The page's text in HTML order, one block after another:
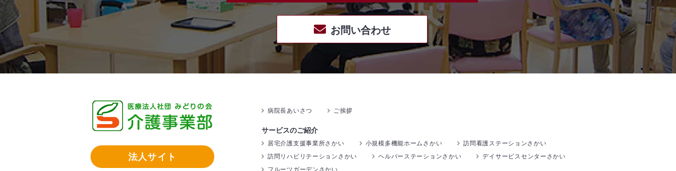
お問い合わせ
法人サイト
病院長あいさつ ご挨拶
サービスのご紹介
居宅介護支援事業所さかい 小規模多機能ホームさかい
訪問看護ステーションさかい
訪問リハビリテーションさかい
ヘルパーステーションさかい
デイサービスセンターさかい
フルーツガーデンさかい